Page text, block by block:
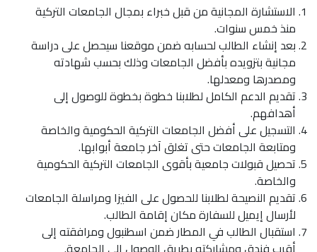
الاستشارة المجانية من قبل خبراء بمجال الجامعات التركية
منذ خمس سنوات.
بعد إنشاء الطالب لحسابه ضمن موقعنا سيحصل على دراسة
مجانية بتزويده بأفضل الجامعات وذلك بحسب شهادته
ومصدرها ومعدلها.
تقديم الدعم الكامل لطلابنا خطوة بخطوة للوصول إلى
أهدافهم.
التسجيل على أفضل الجامعات التركية الحكومية والخاصة
ومتابعة الجامعات حتى تغلق آخر جامعة أبوابها.
تحصيل قبولات جامعية بأقوى الجامعات التركية الحكومية
والخاصة.
تقديم النصيحة لطلابنا للحصول على الفيزا ومراسلة الجامعات
لأرسال إيميل للسفارة مكان إقامة الطالب.
استقبال الطالب في المطار ضمن اسطنبول ومرافقته إلى